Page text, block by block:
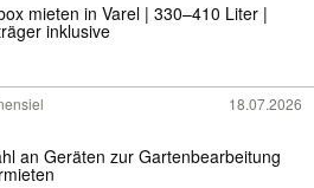
mieten in Varel | 330–410 Liter |
inklusive
18.07.2026
an Geräten zur Gartenbearbeitung